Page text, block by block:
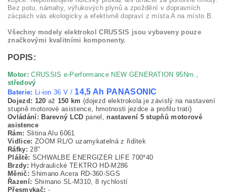
Bez potu, námahy, výfukových plynů a zpoždění v dopravních
zácpách vás ekologicky a efektivně dopraví z místa A na místo B.
Všechny modely elektrokol CRUSSIS jsou vybaveny pouze
značkovými kvalitními komponenty.
POPIS:
Motor: CRUSSIS e-Performance NEW GENERATION 95Nm.,
středový
Baterie: Li-ion 36 V / 14,5 Ah PANASONIC
Dojezd: 120 až 150 km (dojezd elektrokola je závislý na nastavení
stupně motorové asistence, hmotnosti jezdce a profilu trati)
Ovládání: Barevný LCD panel, nastavení 5 stupňů motorové
asistence
Rám: Slitina Alu 6061
Vidlice: ZOOM RL/O uzamykatelná z řidítek
Ráfky: 28"
Pláště: SCHWALBE ENERGIZER LIFE 700*40
Brzdy: Hydraulické TEKTRO HD-M286
Měnič: Shimano Acera RD-360-SGS
Řazení: Shimano SL-M310, 8 rychlostí
Přesmykač: -